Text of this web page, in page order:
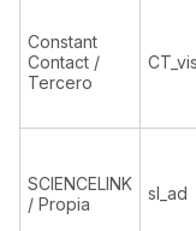
Constant
Contact /
Tercero
SCIENCELINK
/ Propia
sl_ad